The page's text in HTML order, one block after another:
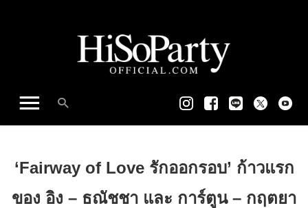
‘Fairway of Love รักออกรอบ’ ก้าวแรก
ของ อิง – ธณัชชา และ การ์ตูน – กฤตยา